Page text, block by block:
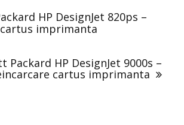
HP DesignJet 820ps –
imprimanta
Packard HP DesignJet 9000s –
cartus imprimanta